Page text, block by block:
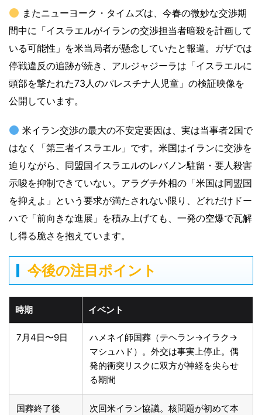
またニューヨーク・タイムズは、今春の微妙な交渉期
間中に「イスラエルがイランの交渉担当者暗殺を計画して
いる可能性」を米当局者が懸念していたと報道。ガザでは
停戦違反の追跡が続き、アルジャジーラは「イスラエルに
頭部を撃たれた73人のパレスチナ人児童」の検証映像を
公開しています。
米イラン交渉の最大の不安定要因は、実は当事者2国で
はなく「第三者イスラエル」です。米国はイランに交渉を
迫りながら、同盟国イスラエルのレバノン駐留・要人殺害
示唆を抑制できていない。アラグチ外相の「米国は同盟国
を抑えよ」という要求が満たされない限り、どれだけドー
ハで「前向きな進展」を積み上げても、一発の空爆で瓦解
し得る脆さを抱えています。
今後の注目ポイント
時期 イベント
7月4日〜9日
ハメネイ師国葬（テヘラン→イラク→
マシュハド）。外交は事実上停止。偶
発的衝突リスクに双方が神経を尖らせ
る期間
国葬終了後
次回米イラン協議。核問題が初めて本